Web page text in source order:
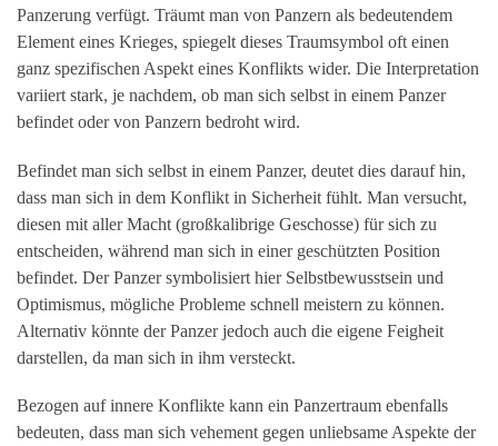
Panzerung verfügt. Träumt man von Panzern als bedeutendem
Element eines Krieges, spiegelt dieses Traumsymbol oft einen
ganz spezifischen Aspekt eines Konflikts wider. Die Interpretation
variiert stark, je nachdem, ob man sich selbst in einem Panzer
befindet oder von Panzern bedroht wird.
Befindet man sich selbst in einem Panzer, deutet dies darauf hin,
dass man sich in dem Konflikt in Sicherheit fühlt. Man versucht,
diesen mit aller Macht (großkalibrige Geschosse) für sich zu
entscheiden, während man sich in einer geschützten Position
befindet. Der Panzer symbolisiert hier Selbstbewusstsein und
Optimismus, mögliche Probleme schnell meistern zu können.
Alternativ könnte der Panzer jedoch auch die eigene Feigheit
darstellen, da man sich in ihm versteckt.
Bezogen auf innere Konflikte kann ein Panzertraum ebenfalls
bedeuten, dass man sich vehement gegen unliebsame Aspekte der